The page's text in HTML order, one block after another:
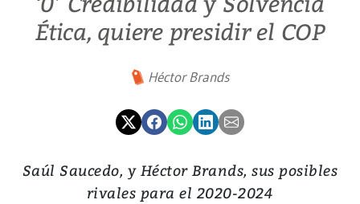
Ética, quiere presidir el COP
Héctor Brands
Saúl Saucedo, y Héctor Brands, sus posibles
rivales para el 2020-2024